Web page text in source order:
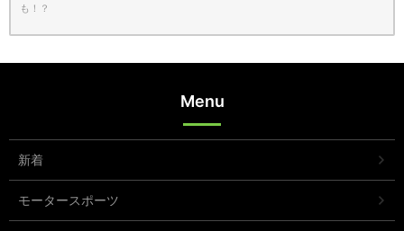
も！？
Menu
新着
モータースポーツ